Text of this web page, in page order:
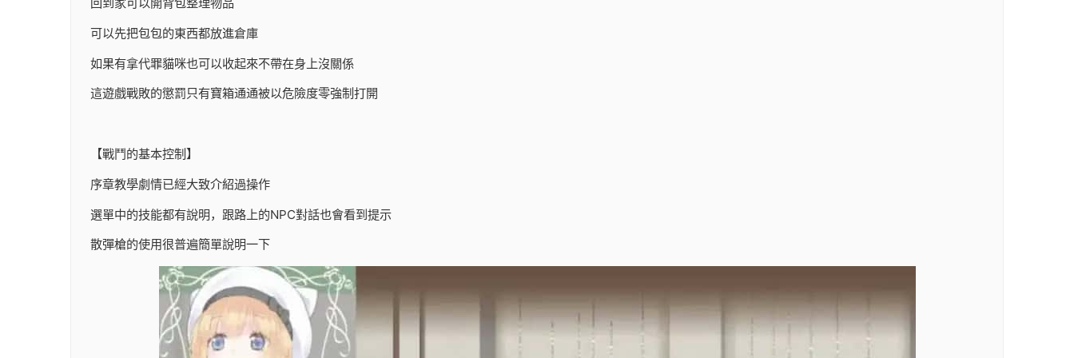
可以先把包包的東西都放進倉庫
如果有拿代罪貓咪也可以收起來不帶在身上沒關係
這遊戲戰敗的懲罰只有寶箱通通被以危險度零強制打開
【戰鬥的基本控制】
序章教學劇情已經大致介紹過操作
選單中的技能都有說明，跟路上的NPC對話也會看到提示
散彈槍的使用很普遍簡單說明一下